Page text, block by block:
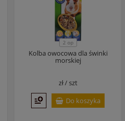
2 op
Kolba owocowa dla świnki
morskiej
zł /szt
Do koszyka